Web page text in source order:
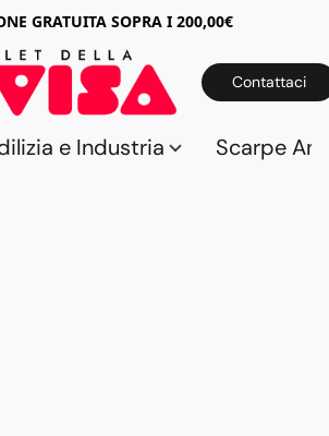
GRATUITA SOPRA I 200,00€
Contattaci
e Industria Scarpe